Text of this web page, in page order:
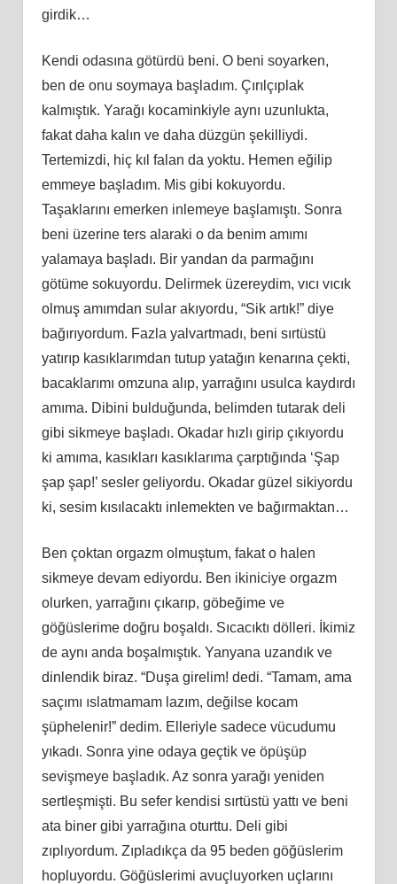
girdik…
Kendi odasına götürdü beni. O beni soyarken,
ben de onu soymaya başladım. Çırılçıplak
kalmıştık. Yarağı kocaminkiyle aynı uzunlukta,
fakat daha kalın ve daha düzgün şekilliydi.
Tertemizdi, hiç kıl falan da yoktu. Hemen eğilip
emmeye başladım. Mis gibi kokuyordu.
Taşaklarını emerken inlemeye başlamıştı. Sonra
beni üzerine ters alaraki o da benim amımı
yalamaya başladı. Bir yandan da parmağını
götüme sokuyordu. Delirmek üzereydim, vıcı vıcık
olmuş amımdan sular akıyordu, “Sik artık!” diye
bağırıyordum. Fazla yalvartmadı, beni sırtüstü
yatırıp kasıklarımdan tutup yatağın kenarına çekti,
bacaklarımı omzuna alıp, yarrağını usulca kaydırdı
amıma. Dibini bulduğunda, belimden tutarak deli
gibi sikmeye başladı. Okadar hızlı girip çıkıyordu
ki amıma, kasıkları kasıklarıma çarptığında ‘Şap
şap şap!’ sesler geliyordu. Okadar güzel sikiyordu
ki, sesim kısılacaktı inlemekten ve bağırmaktan…
Ben çoktan orgazm olmuştum, fakat o halen
sikmeye devam ediyordu. Ben ikiniciye orgazm
olurken, yarrağını çıkarıp, göbeğime ve
göğüslerime doğru boşaldı. Sıcacıktı dölleri. İkimiz
de aynı anda boşalmıştık. Yanyana uzandık ve
dinlendik biraz. “Duşa girelim! dedi. “Tamam, ama
saçımı ıslatmamam lazım, değilse kocam
şüphelenir!” dedim. Elleriyle sadece vücudumu
yıkadı. Sonra yine odaya geçtik ve öpüşüp
sevişmeye başladık. Az sonra yarağı yeniden
sertleşmişti. Bu sefer kendisi sırtüstü yattı ve beni
ata biner gibi yarrağına oturttu. Deli gibi
zıplıyordum. Zıpladıkça da 95 beden göğüslerim
hopluyordu. Göğüslerimi avuçluyorken uçlarını